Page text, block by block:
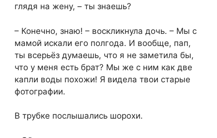
глядя на жену, – ты знаешь?
– Конечно, знаю! – воскликнула дочь. – Мы с
мамой искали его полгода. И вообще, пап,
ты всерьёз думаешь, что я не заметила бы,
что у меня есть брат? Мы же с ним как две
капли воды похожи! Я видела твои старые
фотографии.
В трубке послышались шорохи.